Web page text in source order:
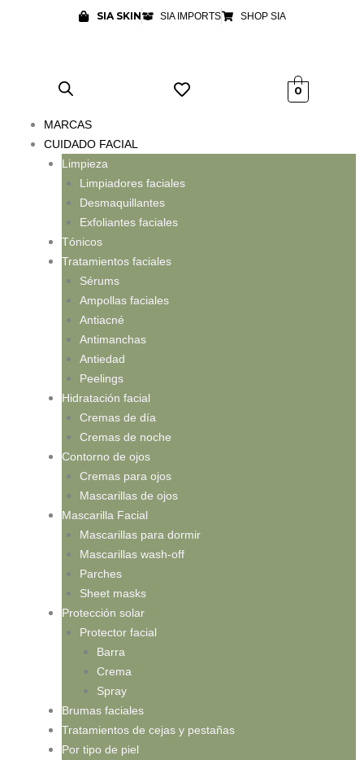
SIA SKIN SIA IMPORTS SHOP SIA
0
MARCAS
CUIDADO FACIAL
Limpieza
Limpiadores faciales
Desmaquillantes
Exfoliantes faciales
Tónicos
Tratamientos faciales
Sérums
Ampollas faciales
Antiacné
Antimanchas
Antiedad
Peelings
Hidratación facial
Cremas de día
Cremas de noche
Contorno de ojos
Cremas para ojos
Mascarillas de ojos
Mascarilla Facial
Mascarillas para dormir
Mascarillas wash-off
Parches
Sheet masks
Protección solar
Protector facial
Barra
Crema
Spray
Brumas faciales
Tratamientos de cejas y pestañas
Por tipo de piel